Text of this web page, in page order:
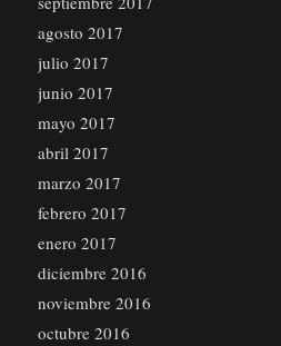
agosto 2017
julio 2017
junio 2017
mayo 2017
abril 2017
marzo 2017
febrero 2017
enero 2017
diciembre 2016
noviembre 2016
octubre 2016